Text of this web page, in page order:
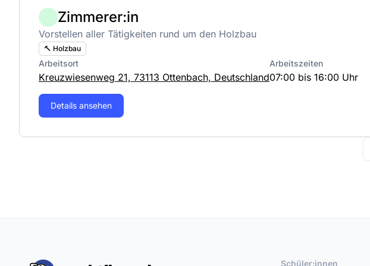
Zimmerer:in
Vorstellen aller Tätigkeiten rund um den Holzbau
🔨 Holzbau
Arbeitsort
Kreuzwiesenweg 21, 73113 Ottenbach, Deutschland
Arbeitszeiten
07:00 bis 16:00 Uhr
Details ansehen
Schüler:innen